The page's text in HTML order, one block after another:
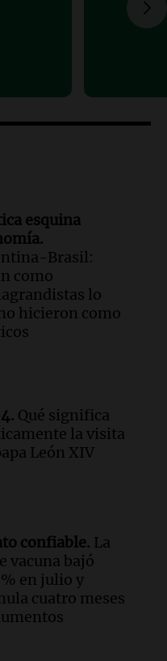
de Santa
del fallo sobre
esquina
Brasil:
como
lo
hicieron como
Qué significa
la visita
León XIV
confiable. La
vacuna bajó
en julio y
cuatro meses